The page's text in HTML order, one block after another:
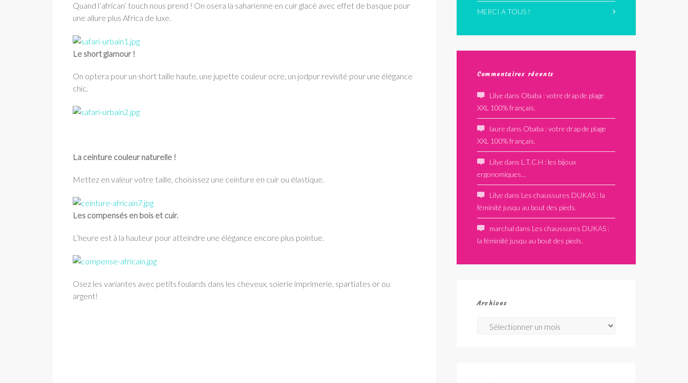
Quand l’african’ touch nous prend ! On osera la saharienne en cuir glacé avec effet de basque pour
une allure plus Africa de luxe.
Le short glamour !
On optera pour un short taille haute, une jupette couleur ocre, un jodpur revisité pour une élégance
chic.
La ceinture couleur naturelle !
Mettez en valeur votre taille, choisissez une ceinture en cuir ou élastique.
Les compensés en bois et cuir.
L’heure est à la hauteur pour atteindre une élégance encore plus pointue.
Osez les variantes avec petits foulards dans les cheveux, soierie imprimerie, spartiates or ou
argent!
MERCI A TOUS !
Commentaires récents
Lilye dans Obaba : votre drap de plage
XXL 100% français.
laure dans Obaba : votre drap de plage
XXL 100% français.
Lilye dans L.T.C.H : les bijoux
ergonomiques…
Lilye dans Les chaussures DUKAS : la
féminité jusqu au bout des pieds.
marchal dans Les chaussures DUKAS :
la féminité jusqu au bout des pieds.
Archives